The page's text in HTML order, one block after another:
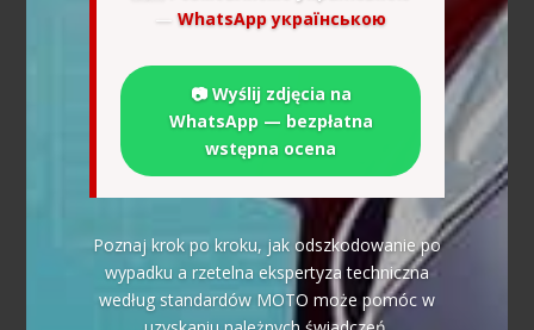
— WhatsApp українською
📷 Wyślij zdjęcia na
WhatsApp — bezpłatna
wstępna ocena
Poznaj krok po kroku, jak odszkodowanie po
wypadku a rzetelna ekspertyza techniczna
według standardów MOTO może pomóc w